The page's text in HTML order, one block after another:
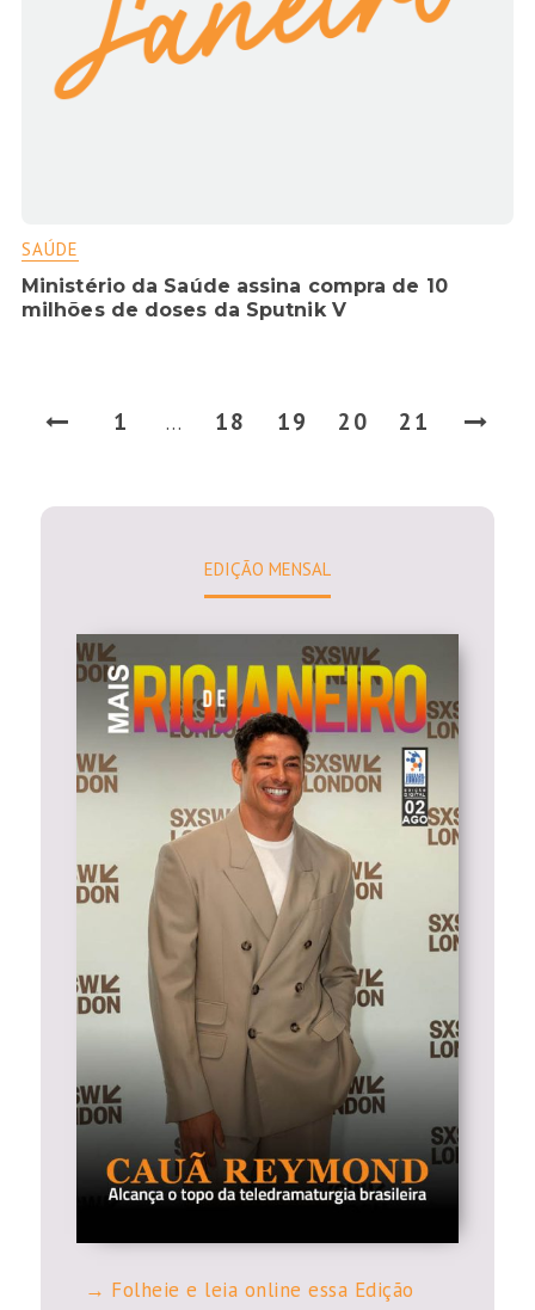
SAÚDE
Ministério da Saúde assina compra de 10
milhões de doses da Sputnik V
1 … 18 19 20 21
EDIÇÃO MENSAL
Folheie e leia online essa Edição